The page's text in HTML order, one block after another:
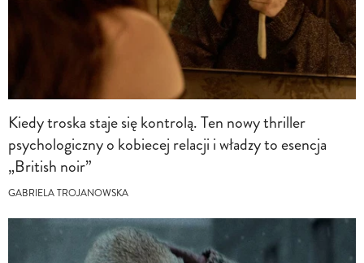
Kiedy troska staje się kontrolą. Ten nowy thriller
psychologiczny o kobiecej relacji i władzy to esencja
„British noir”
GABRIELA TROJANOWSKA